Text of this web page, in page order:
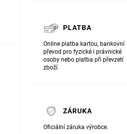
PLATBA
Online platba kartou, bankovní
převod pro fyzické i právnické
osoby nebo platba při převzetí
zboží.
ZÁRUKA
Oficiální záruka výrobce.